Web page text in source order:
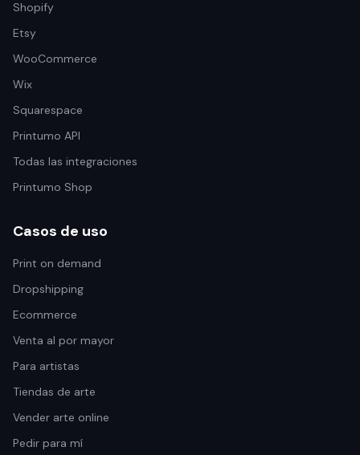
Shopify
Etsy
WooCommerce
Wix
Squarespace
Printumo API
Todas las integraciones
Printumo Shop
Casos de uso
Print on demand
Dropshipping
Ecommerce
Venta al por mayor
Para artistas
Tiendas de arte
Vender arte online
Pedir para mí